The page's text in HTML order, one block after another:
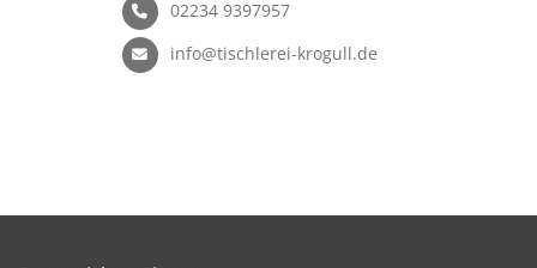
02234 9397957
info@tischlerei-krogull.de